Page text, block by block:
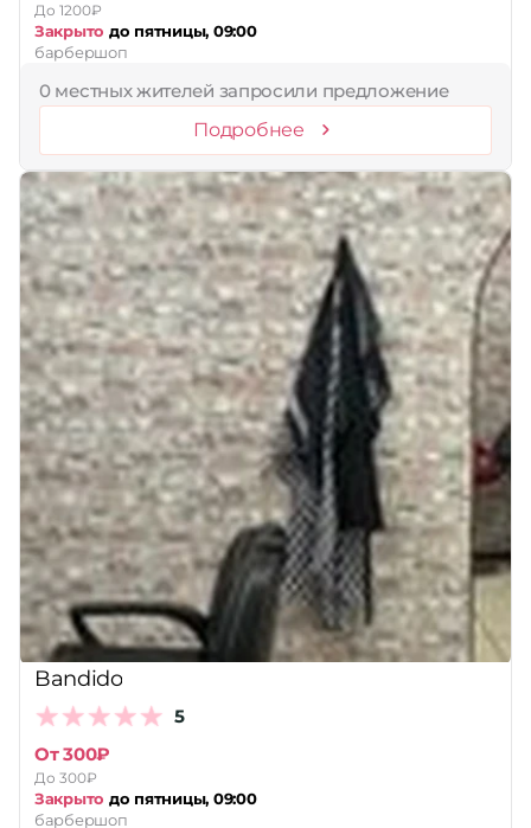
До 1200₽
Закрыто до пятницы, 09:00
барбершоп
0 местных жителей запросили предложение
Подробнее
Bandido
5
От 300₽
До 300₽
Закрыто до пятницы, 09:00
барбершоп